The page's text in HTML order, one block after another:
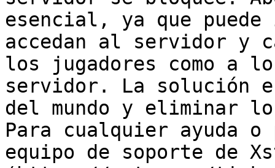
esencial, ya que
accedan al servidor y
los jugadores como a
servidor. La solución
del mundo y eliminar
Para cualquier ayuda
equipo de soporte de